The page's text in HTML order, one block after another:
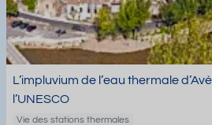
L’impluvium de l’eau thermale
l’UNESCO
Vie des stations thermales